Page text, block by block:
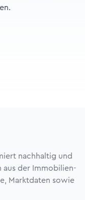
nachhaltig und
aus der Immobilien-
Marktdaten sowie